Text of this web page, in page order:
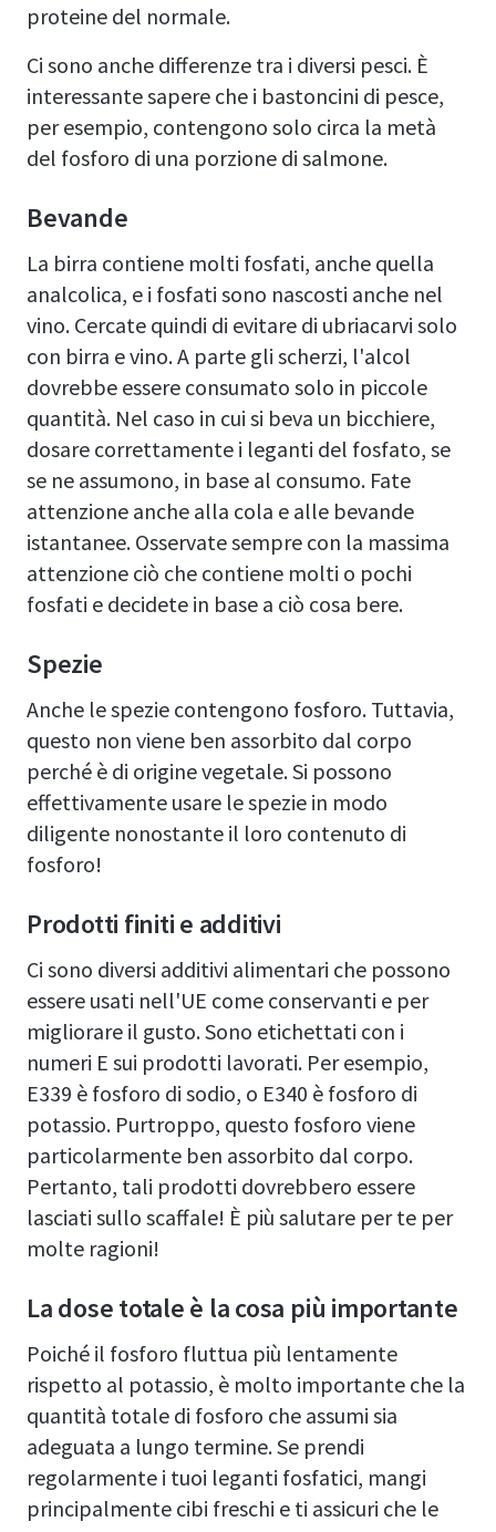
proteine del normale.
Ci sono anche differenze tra i diversi pesci. È
interessante sapere che i bastoncini di pesce,
per esempio, contengono solo circa la metà
del fosforo di una porzione di salmone.
Bevande
La birra contiene molti fosfati, anche quella
analcolica, e i fosfati sono nascosti anche nel
vino. Cercate quindi di evitare di ubriacarvi solo
con birra e vino. A parte gli scherzi, l'alcol
dovrebbe essere consumato solo in piccole
quantità. Nel caso in cui si beva un bicchiere,
dosare correttamente i leganti del fosfato, se
se ne assumono, in base al consumo. Fate
attenzione anche alla cola e alle bevande
istantanee. Osservate sempre con la massima
attenzione ciò che contiene molti o pochi
fosfati e decidete in base a ciò cosa bere.
Spezie
Anche le spezie contengono fosforo. Tuttavia,
questo non viene ben assorbito dal corpo
perché è di origine vegetale. Si possono
effettivamente usare le spezie in modo
diligente nonostante il loro contenuto di
fosforo!
Prodotti finiti e additivi
Ci sono diversi additivi alimentari che possono
essere usati nell'UE come conservanti e per
migliorare il gusto. Sono etichettati con i
numeri E sui prodotti lavorati. Per esempio,
E339 è fosforo di sodio, o E340 è fosforo di
potassio. Purtroppo, questo fosforo viene
particolarmente ben assorbito dal corpo.
Pertanto, tali prodotti dovrebbero essere
lasciati sullo scaffale! È più salutare per te per
molte ragioni!
La dose totale è la cosa più importante
Poiché il fosforo fluttua più lentamente
rispetto al potassio, è molto importante che la
quantità totale di fosforo che assumi sia
adeguata a lungo termine. Se prendi
regolarmente i tuoi leganti fosfatici, mangi
principalmente cibi freschi e ti assicuri che le